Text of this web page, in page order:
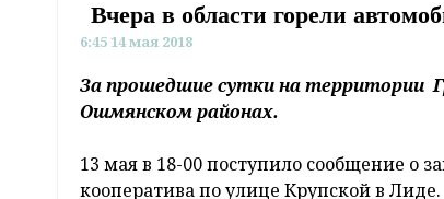
Вчера в области горели
6:45 14 мая 2018